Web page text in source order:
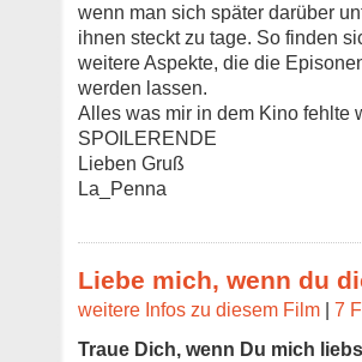
wenn man sich später darüber
ihnen steckt zu tage. So finden
weitere Aspekte, die die
werden lassen.
Alles was mir in dem Kino fehlte
SPOILERENDE
Lieben Gruß
La_Penna
Liebe mich, wenn du
weitere Infos zu diesem Film | 7
Traue Dich, wenn Du mich